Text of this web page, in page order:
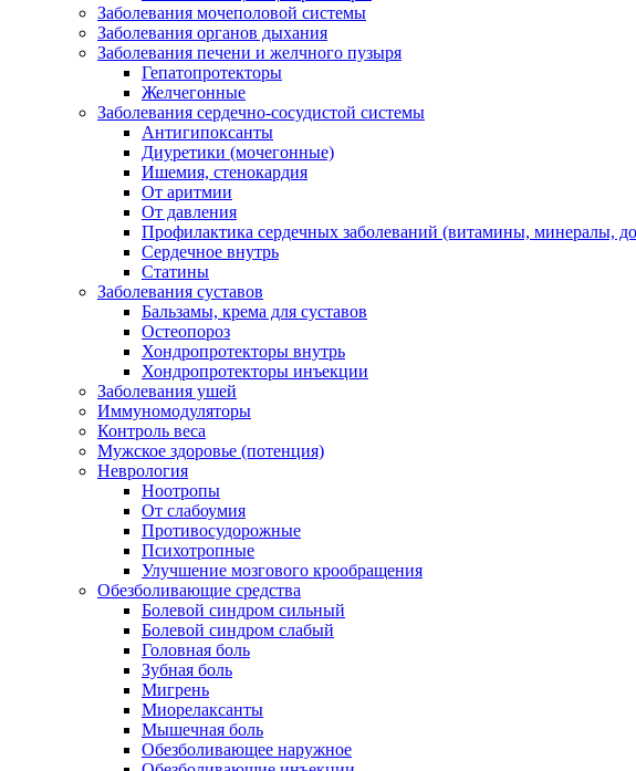
Заболевания мочеполовой системы
Заболевания органов дыхания
Заболевания печени и желчного пузыря
Гепатопротекторы
Желчегонные
Заболевания сердечно-сосудистой системы
Антигипоксанты
Диуретики (мочегонные)
Ишемия, стенокардия
От аритмии
От давления
Профилактика сердечных заболеваний (витамины, минералы,
Сердечное внутрь
Статины
Заболевания суставов
Бальзамы, крема для суставов
Остеопороз
Хондропротекторы внутрь
Хондропротекторы инъекции
Заболевания ушей
Иммуномодуляторы
Контроль веса
Мужское здоровье (потенция)
Неврология
Ноотропы
От слабоумия
Противосудорожные
Психотропные
Улучшение мозгового крообращения
Обезболивающие средства
Болевой синдром сильный
Болевой синдром слабый
Головная боль
Зубная боль
Мигрень
Миорелаксанты
Мышечная боль
Обезболивающее наружное